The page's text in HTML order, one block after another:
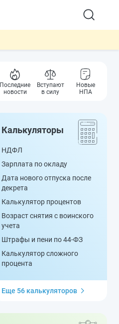
Последние
новости
Вступают
в силу
Новые
НПА
Калькуляторы
НДФЛ
Зарплата по окладу
Дата нового отпуска после
декрета
Калькулятор процентов
Возраст снятия с воинского
учета
Штрафы и пени по 44-ФЗ
Калькулятор сложного
процента
Еще 56 калькуляторов